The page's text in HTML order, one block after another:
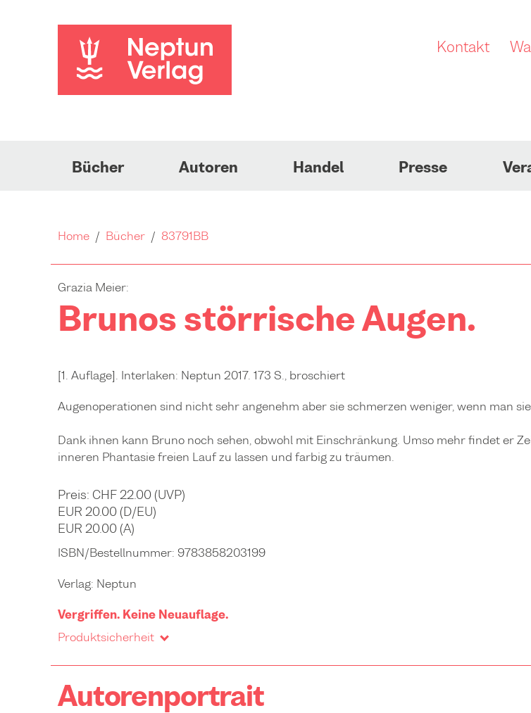
Kontakt
Bücher Autoren Handel Presse
Home / Bücher / 83791BB
Grazia Meier:
Brunos störrische Augen.
[1. Auflage]. Interlaken: Neptun 2017. 173 S., broschiert
Augenoperationen sind nicht sehr angenehm aber sie schmerzen weniger, wenn man
Dank ihnen kann Bruno noch sehen, obwohl mit Einschränkung. Umso mehr findet er
inneren Phantasie freien Lauf zu lassen und farbig zu träumen.
Preis: CHF 22.00 (UVP)
EUR 20.00 (D/EU)
EUR 20.00 (A)
ISBN/Bestellnummer: 9783858203199
Verlag: Neptun
Vergriffen. Keine Neuauflage.
Produktsicherheit
Autorenportrait